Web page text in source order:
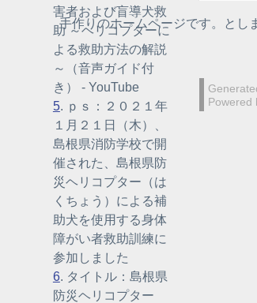
害者および盲導犬救
助 ～ヘリコプターに
よる救助方法の解説
～（音声ガイド付
き） - YouTube
5. ｐｓ：２０２１年
１月２１日（木）、
島根県消防学校で開
催された、島根県防
災ヘリコプター（は
くちょう）による補
助犬を使用する身体
障がい者救助訓練に
参加しました
6. タイトル：島根県
防災ヘリコプター
手作りのホームページです。とし
Powered